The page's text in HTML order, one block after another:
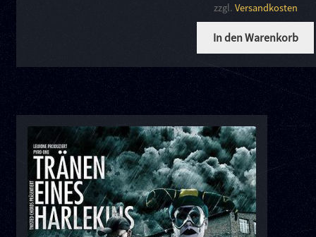
zzgl. Versandkosten
In den Warenkorb